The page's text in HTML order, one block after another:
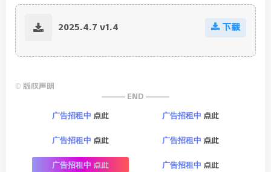
2025.4.7 v1.4 下载
© 版权声明
——— END ———
广告招租中 点此 广告招租中 点此
广告招租中 点此 广告招租中 点此
广告招租中 点此 广告招租中 点此